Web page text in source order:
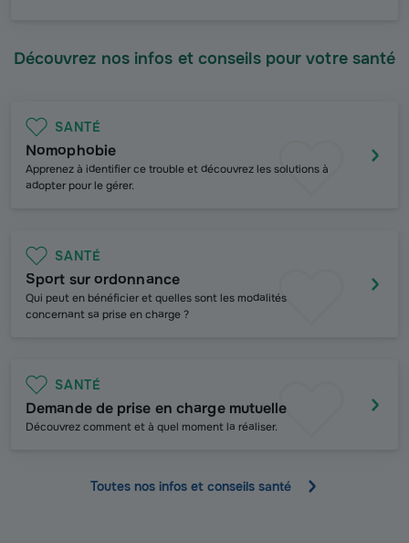
Découvrez nos infos et conseils pour votre santé
SANTÉ
Nomophobie
Apprenez à identifier ce trouble et découvrez les solutions à
adopter pour le gérer.
SANTÉ
Sport sur ordonnance
Qui peut en bénéficier et quelles sont les modalités
concernant sa prise en charge ?
SANTÉ
Demande de prise en charge mutuelle
Découvrez comment et à quel moment la réaliser.
Toutes nos infos et conseils santé